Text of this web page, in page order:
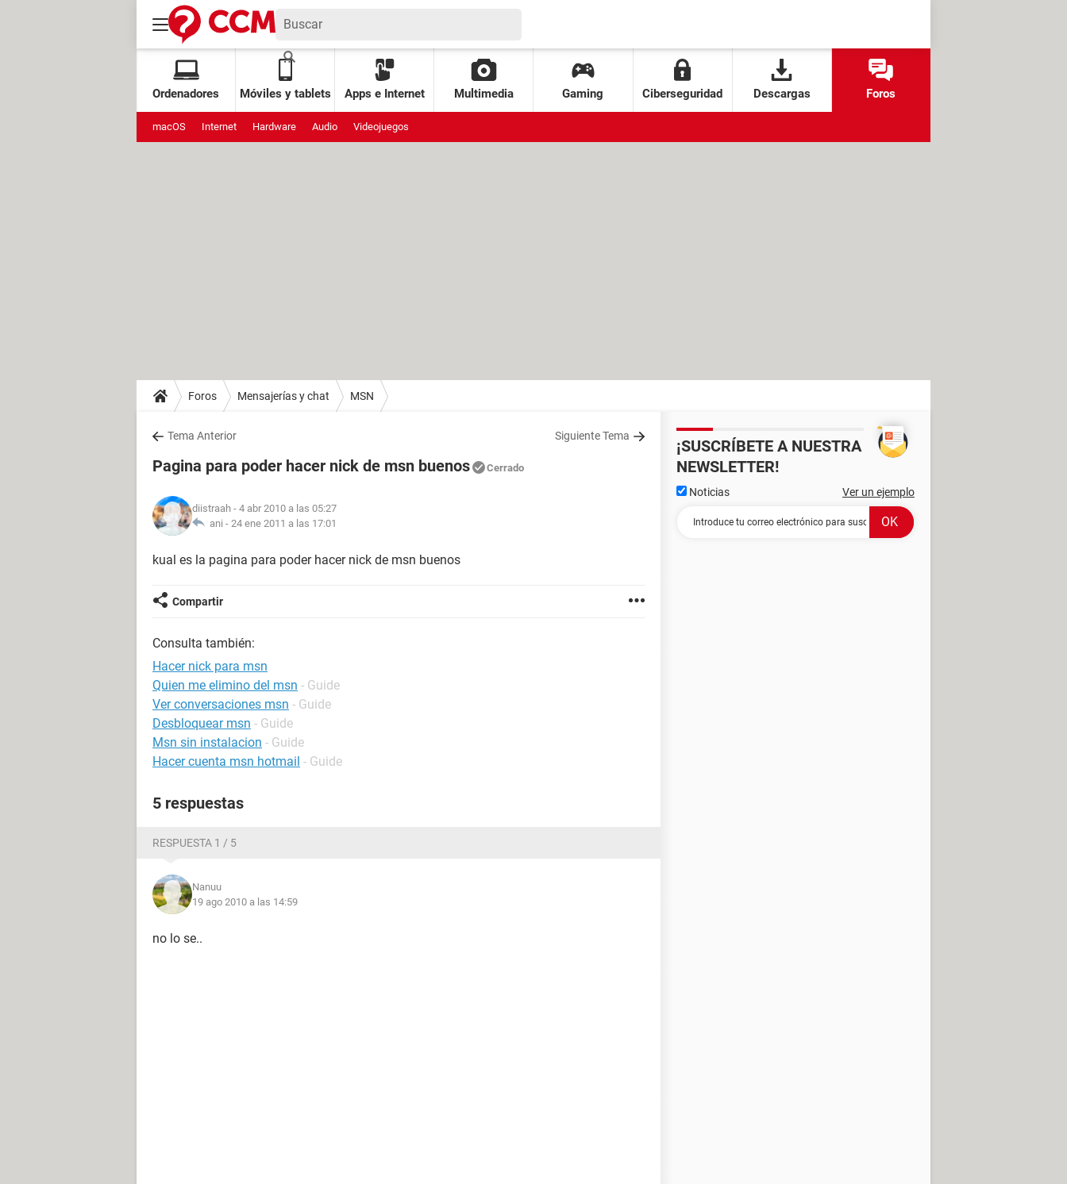
Ordenadores Móviles y tablets Apps e Internet Multimedia Gaming Ciberseguridad Descargas Foros
macOS Internet Hardware Audio Videojuegos
Foros Mensajerías y chat MSN
Tema Anterior Siguiente Tema
Pagina para poder hacer nick de msn buenos Cerrado
diistraah - 4 abr 2010 a las 05:27
ani - 24 ene 2011 a las 17:01
kual es la pagina para poder hacer nick de msn buenos
Compartir
Consulta también:
Hacer nick para msn
Quien me elimino del msn - Guide
Ver conversaciones msn - Guide
Desbloquear msn - Guide
Msn sin instalacion - Guide
Hacer cuenta msn hotmail - Guide
5 respuestas
RESPUESTA 1 / 5
Nanuu
19 ago 2010 a las 14:59
no lo se..
¡SUSCRÍBETE A NUESTRA
NEWSLETTER!
Noticias Ver un ejemplo